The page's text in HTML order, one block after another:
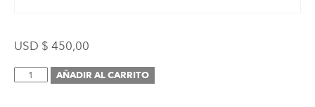
USD $ 450,00
InscripciónAÑADIR AL CARRITO